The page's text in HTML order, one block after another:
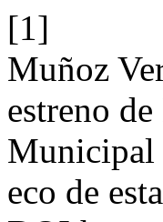
[1]
Muñoz
estreno
Municipal
eco de